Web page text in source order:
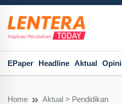
EPaper Headline Aktual Opini
Home
Aktual > Pendidikan